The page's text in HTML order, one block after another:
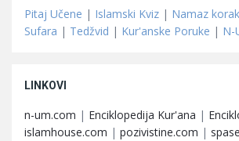
Pitaj Učene | Islamski Kviz | Namaz
Sufara | Tedžvid | Kur'anske Poruke | N-
LINKOVI
n-um.com | Enciklopedija Kur'ana |
islamhouse.com | pozivistine.com |